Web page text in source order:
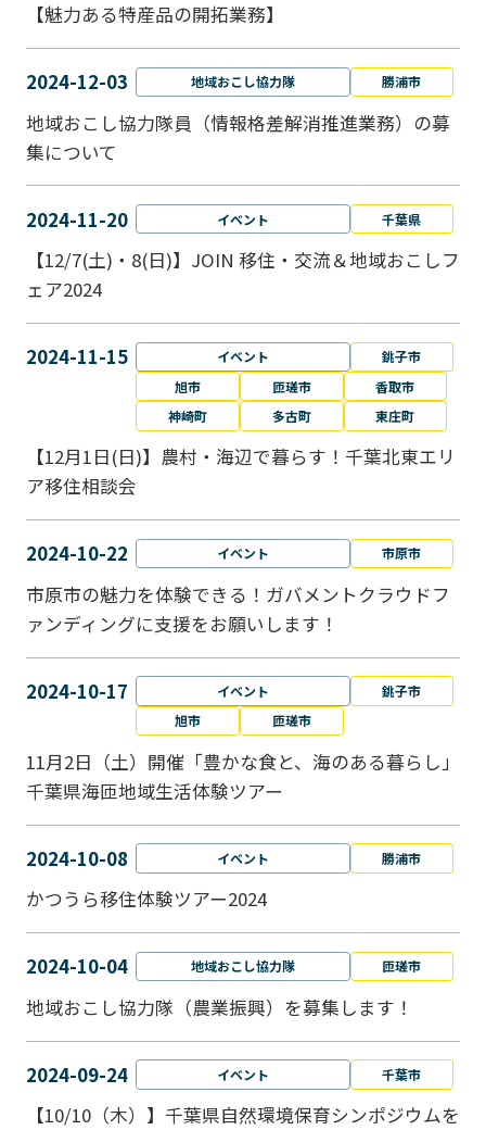
【魅力ある特産品の開拓業務】
2024-12-03 地域おこし協力隊 勝浦市
地域おこし協力隊員（情報格差解消推進業務）の募
集について
2024-11-20 イベント 千葉県
【12/7(土)・8(日)】JOIN 移住・交流＆地域おこしフ
ェア2024
2024-11-15 イベント
銚子市
旭市
匝瑳市
香取市
神崎町
多古町 東庄町
【12月1日(日)】農村・海辺で暮らす！千葉北東エリ
ア移住相談会
2024-10-22 イベント 市原市
市原市の魅力を体験できる！ガバメントクラウドフ
ァンディングに支援をお願いします！
2024-10-17 イベント
銚子市
旭市
匝瑳市
11月2日（土）開催「豊かな食と、海のある暮らし」
千葉県海匝地域生活体験ツアー
2024-10-08 イベント 勝浦市
かつうら移住体験ツアー2024
2024-10-04 地域おこし協力隊 匝瑳市
地域おこし協⼒隊（農業振興）を募集します！
2024-09-24 イベント 千葉市
【10/10（木）】千葉県自然環境保育シンポジウムを